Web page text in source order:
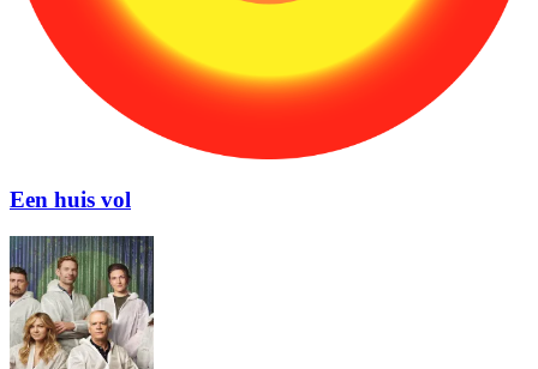
Een huis vol